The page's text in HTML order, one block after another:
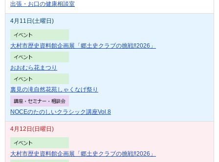
出張・お口の健康相談室
4月11日(土曜日)
大村市歴史資料館企画展「郷土史クラブの挑戦‼2026」
おおむら花まつり
裏見の滝自然花苑しゃくなげ祭り
NOCEのたのしいクラシック講座Vol.8
4月12日(日曜日)
大村市歴史資料館企画展「郷土史クラブの挑戦‼2026」